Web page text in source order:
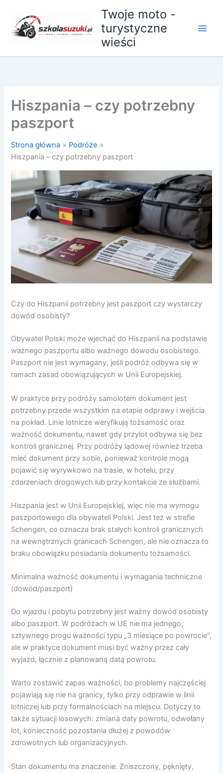
treści
Twoje moto -
turystyczne
wieści
Hiszpania – czy potrzebny
paszport
Strona główna
Podróże
Hiszpania – czy potrzebny paszport
Czy do Hiszpanii potrzebny jest paszport czy wystarczy
dowód osobisty?
Obywatel Polski może wjechać do Hiszpanii na podstawie
ważnego paszportu albo ważnego dowodu osobistego.
Paszport nie jest wymagany, jeśli podróż odbywa się w
ramach zasad obowiązujących w Unii Europejskiej.
W praktyce przy podróży samolotem dokument jest
potrzebny przede wszystkim na etapie odprawy i wejścia
na pokład. Linie lotnicze weryfikują tożsamość oraz
ważność dokumentu, nawet gdy przylot odbywa się bez
kontroli granicznej. Przy podróży lądowej również trzeba
mieć dokument przy sobie, ponieważ kontrole mogą
pojawić się wyrywkowo na trasie, w hotelu, przy
zdarzeniach drogowych lub przy kontakcie ze służbami.
Hiszpania jest w Unii Europejskiej, więc nie ma wymogu
paszportowego dla obywateli Polski. Jest też w strefie
Schengen, co oznacza brak stałych kontroli granicznych
na wewnętrznych granicach Schengen, ale nie oznacza to
braku obowiązku posiadania dokumentu tożsamości.
Minimalna ważność dokumentu i wymagania techniczne
(dowód/paszport)
Do wjazdu i pobytu potrzebny jest ważny dowód osobisty
albo paszport. W podróżach w UE nie ma jednego,
sztywnego progu ważności typu „3 miesiące po powrocie”,
ale w praktyce dokument musi być ważny przez cały
wyjazd, łącznie z planowaną datą powrotu.
Warto zostawić zapas ważności, bo problemy najczęściej
pojawiają się nie na granicy, tylko przy odprawie w linii
lotniczej lub przy formalnościach na miejscu. Dotyczy to
także sytuacji losowych: zmiana daty powrotu, odwołany
lot, konieczność pozostania dłużej z powodów
zdrowotnych lub organizacyjnych.
Stan dokumentu ma znaczenie. Zniszczony, pęknięty,